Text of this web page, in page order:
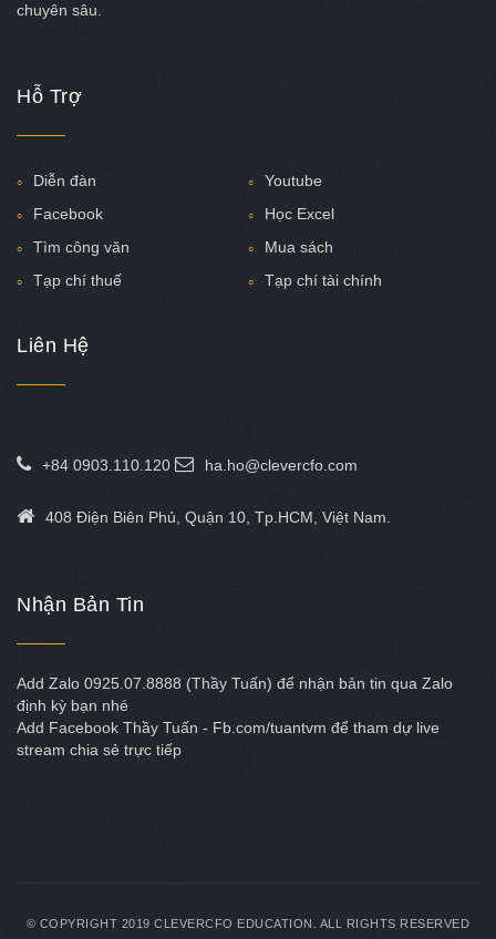
chuyên sâu.
Hỗ Trợ
Diễn đàn
Youtube
Facebook
Học Excel
Tìm công văn
Mua sách
Tạp chí thuế
Tạp chí tài chính
Liên Hệ
+84 0903.110.120 ha.ho@clevercfo.com
408 Điện Biên Phủ, Quận 10, Tp.HCM, Việt Nam.
Nhận Bản Tin
Add Zalo 0925.07.8888 (Thầy Tuấn) để nhận bản tin qua Zalo
định kỳ bạn nhé
Add Facebook Thầy Tuấn - Fb.com/tuantvm để tham dự live
stream chia sẻ trực tiếp
© COPYRIGHT 2019 CLEVERCFO EDUCATION. ALL RIGHTS RESERVED